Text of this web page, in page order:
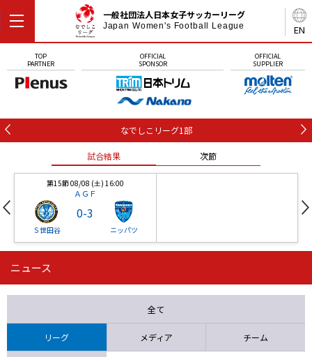
EN
一般社団法人日本女子サッカーリーグ
Japan Women's Football League
TOP
PARTNER
OFFICIAL
SPONSOR
OFFICIAL
SUPPLIER
なでしこリーグ1部
試合結果 次節
第15節 08/08 (土) 16:00
ＡＧＦ
Ｓ世田谷
0-3
ニッパツ
第16節 09/05 (土) 15:00
ニッパツ 石人の星
ニュース
全て
リーグ メディア チーム